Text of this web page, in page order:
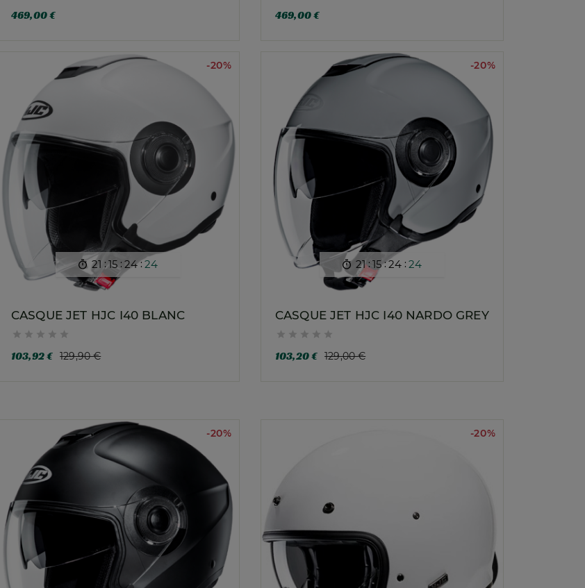
469,00 € 469,00 €
-20%
 21 : 15 : 24 :22
CASQUE JET HJC I40 BLANC
    
103,92 € 129,90 €
-20%
 21 : 15 :24 : 22
CASQUE JET HJC I40 NARDO GREY
    
103,20 € 129,00 €
-20% -20%